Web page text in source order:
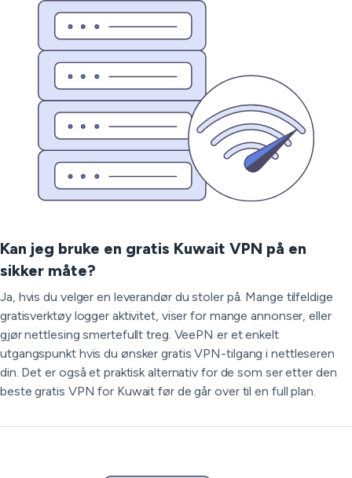
Kan jeg bruke en gratis Kuwait VPN på en
sikker måte?
Ja, hvis du velger en leverandør du stoler på. Mange tilfeldige
gratisverktøy logger aktivitet, viser for mange annonser, eller
gjør nettlesing smertefullt treg. VeePN er et enkelt
utgangspunkt hvis du ønsker gratis VPN-tilgang i nettleseren
din. Det er også et praktisk alternativ for de som ser etter den
beste gratis VPN for Kuwait før de går over til en full plan.